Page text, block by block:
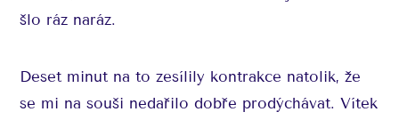
šlo ráz naráz.
Deset minut na to zesílily kontrakce natolik, že
se mi na souši nedařilo dobře prodýchávat. Vítek